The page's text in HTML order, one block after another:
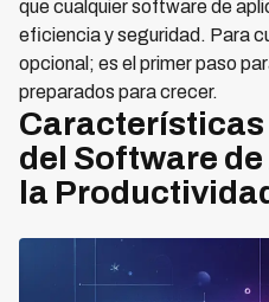
que cualquier software de
eficiencia y seguridad. Para
opcional; es el primer paso
preparados para crecer.
Características
del Software
la